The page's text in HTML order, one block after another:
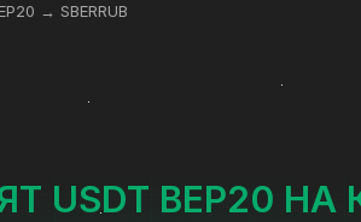
→ SBERRUB
USDT BEP20 НА